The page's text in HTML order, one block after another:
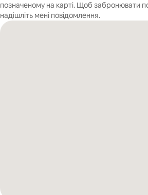
позначеному на карті. Щоб забронювати
надішліть мені повідомлення.